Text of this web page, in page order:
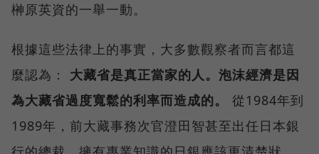
榊原英資的一舉一動。
根據這些法律上的事實，大多數觀察者而言都這
麼認為： 大藏省是真正當家的人。泡沫經濟是因
為大藏省過度寬鬆的利率而造成的。
從1984年到
1989年，前大藏事務次官澄田智甚至出任日本銀